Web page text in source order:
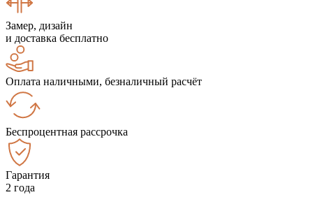
Замер, дизайн
и доставка бесплатно
Оплата наличными, безналичный расчёт
Беспроцентная рассрочка
Гарантия
2 года